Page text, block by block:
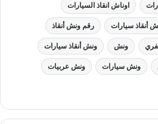
اوناش انقاذ السيارات
أنقاذ سيارات رقم ونش أنقاذ
ونش ونش أنقاذ سيارات
ونش سيارات ونش عربيات